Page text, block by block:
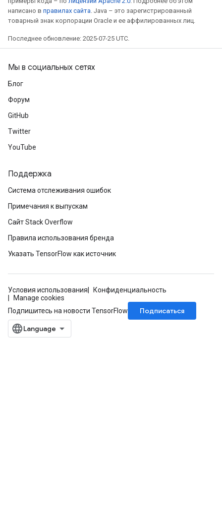
написано в правилах сайта . Java – это зарегистрированный
товарный знак корпорации Oracle и ее аффилированных лиц.
Последнее обновление: 2025-07-25 UTC.
Мы в социальных сетях
Блог
Форум
GitHub
Twitter
YouTube
Поддержка
Система отслеживания ошибок
Примечания к выпускам
Сайт Stack Overflow
Правила использования бренда
Указать TensorFlow как источник
Условия использования
Конфиденциальность
Manage cookies
Подпишитесь на новости TensorFlow
Подписаться